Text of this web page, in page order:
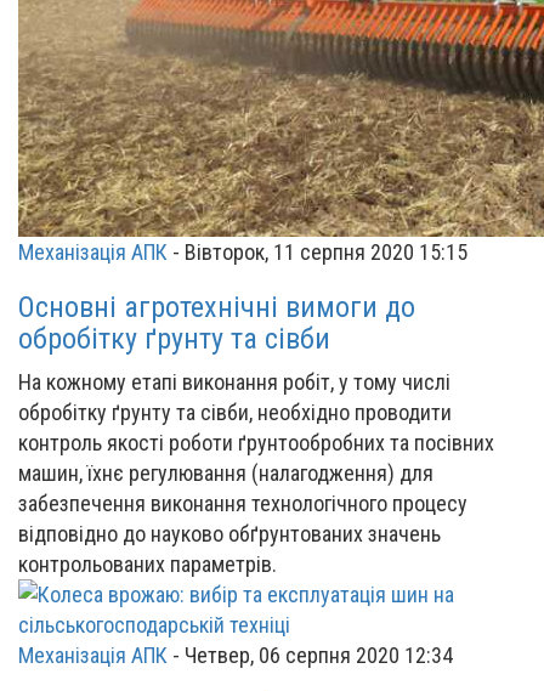
Механізація АПК - Вівторок, 11 серпня 2020 15:15
Основні агротехнічні вимоги до
обробітку ґрунту та сівби
На кожному етапі виконання робіт, у тому числі
обробітку ґрунту та сівби, необхідно проводити
контроль якості роботи ґрунтообробних та посівних
машин, їхнє регулювання (налагодження) для
забезпечення виконання технологічного процесу
відповідно до науково обґрунтованих значень
контрольованих параметрів.
Механізація АПК - Четвер, 06 серпня 2020 12:34